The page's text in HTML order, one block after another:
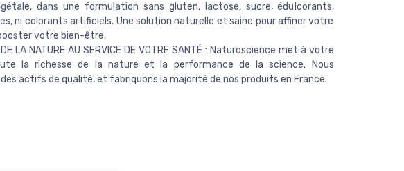
dans une formulation sans gluten, lactose, sucre, édulcorants,
ni colorants artificiels. Une solution naturelle et saine pour affiner votre
votre bien-être.
DE LA NATURE AU SERVICE DE VOTRE SANTÉ : Naturoscience met à votre
la richesse de la nature et la performance de la science. Nous
actifs de qualité, et fabriquons la majorité de nos produits en France.